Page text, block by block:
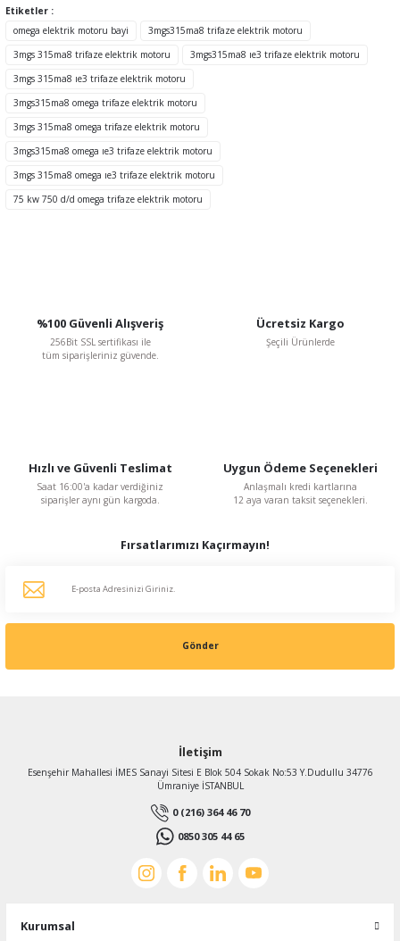
tarafımıza iletebilirsiniz.
Görüş ve önerileriniz için teşekkür ederiz.
Ürün açıklamasında eksik bilgiler bulunuyor.
Ürün bilgilerinde hatalar bulunuyor.
Ürün fiyatı diğer sitelerden daha pahalı.
Bu ürüne benzer farklı alternatifler olmalı.
Etiketler :
omega elektrik motoru bayi
3mgs315ma8 trifaze elektrik motoru
3mgs 315ma8 trifaze elektrik motoru
3mgs315ma8 ıe3 trifaze elektrik motoru
3mgs 315ma8 ıe3 trifaze elektrik motoru
3mgs315ma8 omega trifaze elektrik motoru
3mgs 315ma8 omega trifaze elektrik motoru
3mgs315ma8 omega ıe3 trifaze elektrik motoru
3mgs 315ma8 omega ıe3 trifaze elektrik motoru
75 kw 750 d/d omega trifaze elektrik motoru
%100 Güvenli Alışveriş
256Bit SSL sertifikası ile
tüm siparişleriniz güvende.
Ücretsiz Kargo
Şeçili Ürünlerde
Hızlı ve Güvenli Teslimat
Saat 16:00'a kadar verdiğiniz
siparişler aynı gün kargoda.
Uygun Ödeme Seçenekleri
Anlaşmalı kredi kartlarına
12 aya varan taksit seçenekleri.
Fırsatlarımızı Kaçırmayın!
Gönder
İletişim
Esenşehir Mahallesi İMES Sanayi Sitesi E Blok 504 Sokak No:53 Y.Dudullu 34776
Ümraniye İSTANBUL
0 (216) 364 46 70
0850 305 44 65
Kurumsal